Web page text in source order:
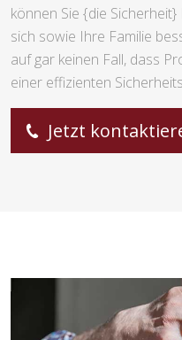
können Sie {die
sich sowie Ihre Familie
auf gar keinen Fall, dass
einer effizienten
Jetzt